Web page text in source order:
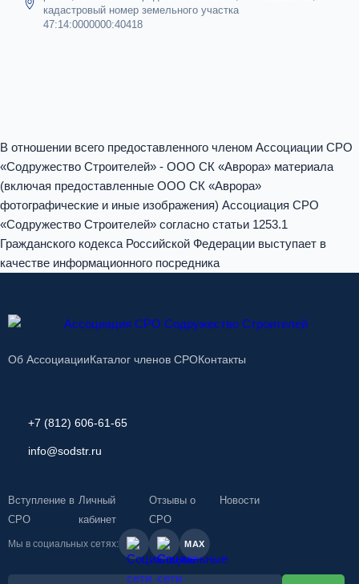
кадастровый номер земельного участка
47:14:0000000:40418
В отношении всего предоставленного членом Ассоциации СРО
«Содружество Строителей» - ООО СК «Аврора» материала
(включая предоставленные ООО СК «Аврора»
фотографические и иные изображения) Ассоциация СРО
«Содружество Строителей» согласно статьи 1253.1
Гражданского кодекса Российской Федерации выступает в
качестве информационного посредника
Об АссоциацииКаталог членов СРОКонтакты
+7 (812) 606-61-65
info@sodstr.ru
Вступление в
СРО
Личный
кабинет
Отзывы о
СРО
Новости
Мы в социальных сетях: MAX